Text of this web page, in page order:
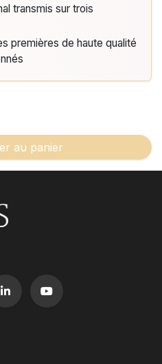
transmis sur trois
premières de haute qualité
au panier